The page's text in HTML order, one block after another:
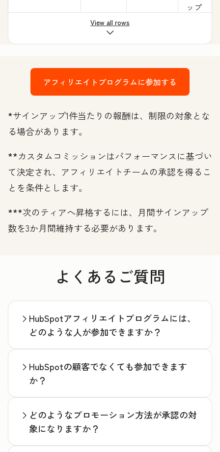
ップ
リソース セン
ターの利用
パフォーマンス
最適化による収
益拡大のチャン
ス
ウェブサイトの
個別診断および
最適化提案
強化されたパフ
ォーマンスレポ
エイトマネージ
ャーによる定期
View all rows
アフィリエイトプログラムに参加する
*サインアップ1件当たりの報酬は、制限の対象とな
る場合があります。
**カスタムコミッションはパフォーマンスに基づい
て決定され、アフィリエイトチームの承認を得るこ
とを条件とします。
***次のティアへ昇格するには、月間サインアップ
数を3か月間維持する必要があります。
よくあるご質問
HubSpotアフィリエイトプログラムには、
どのような人が参加できますか？
HubSpotの顧客でなくても参加できます
か？
どのようなプロモーション方法が承認の対
象になりますか？